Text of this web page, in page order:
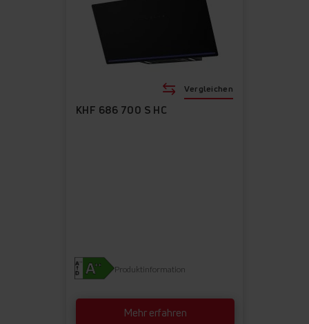
KHF 686 700 S HC
Mehr erfahren
Produktinformation
Vergleichen